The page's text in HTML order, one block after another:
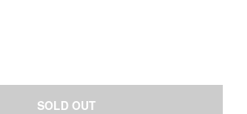
SOLD OUT